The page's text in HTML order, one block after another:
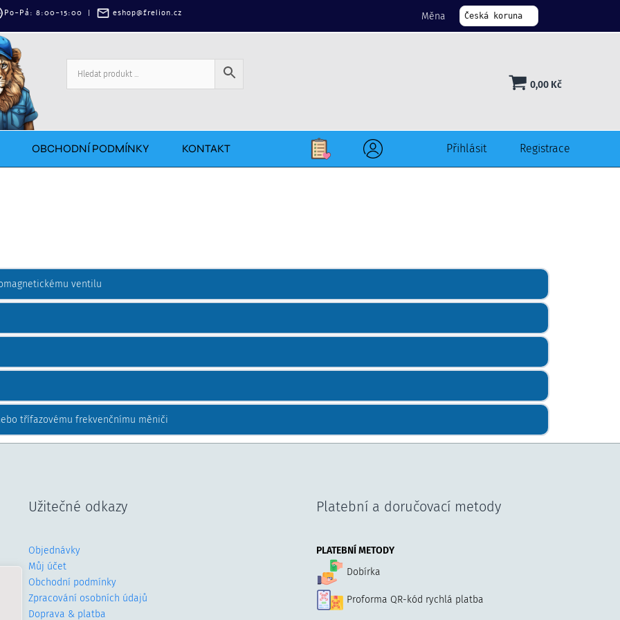
‌Po-Pá: 8:00-15:00 | eshop@frelion.cz Měna Česká koruna
0,00 Kč
OBCHODNÍ PODMÍNKY KONTAKT Přihlásit Registrace
ventilu
třífazovému frekvenčnímu měniči
Užitečné odkazy
Objednávky
Můj účet
Obchodní podmínky
Zpracování osobních údajů
Doprava & platba
Platební a doručovací metody
PLATEBNÍ METODY
Dobírka
Proforma QR-kód rychlá platba